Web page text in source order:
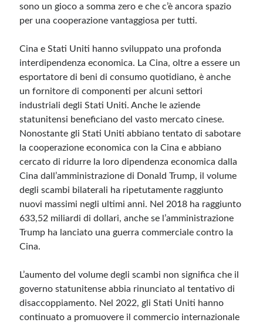
sono un gioco a somma zero e che c’è ancora spazio
per una cooperazione vantaggiosa per tutti.
Cina e Stati Uniti hanno sviluppato una profonda
interdipendenza economica. La Cina, oltre a essere un
esportatore di beni di consumo quotidiano, è anche
un fornitore di componenti per alcuni settori
industriali degli Stati Uniti. Anche le aziende
statunitensi beneficiano del vasto mercato cinese.
Nonostante gli Stati Uniti abbiano tentato di sabotare
la cooperazione economica con la Cina e abbiano
cercato di ridurre la loro dipendenza economica dalla
Cina dall’amministrazione di Donald Trump, il volume
degli scambi bilaterali ha ripetutamente raggiunto
nuovi massimi negli ultimi anni. Nel 2018 ha raggiunto
633,52 miliardi di dollari, anche se l’amministrazione
Trump ha lanciato una guerra commerciale contro la
Cina.
L’aumento del volume degli scambi non significa che il
governo statunitense abbia rinunciato al tentativo di
disaccoppiamento. Nel 2022, gli Stati Uniti hanno
continuato a promuovere il commercio internazionale